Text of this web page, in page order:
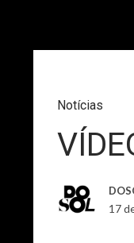
Notícias
17